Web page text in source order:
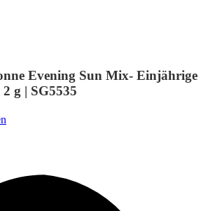
Evening Sun Mix- Einjährige
g | SG5535